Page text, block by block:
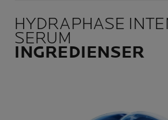
HYDRAPHASE
SERUM
INGREDIENSER